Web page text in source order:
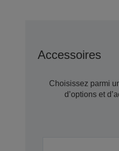
Accessoires
Choisissez parmi
d’options et